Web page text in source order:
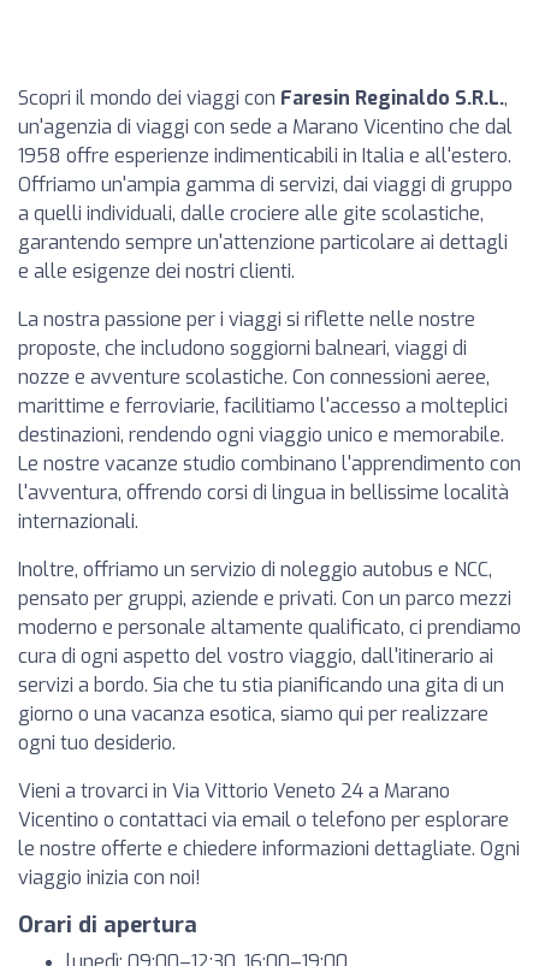
Scopri il mondo dei viaggi con Faresin Reginaldo S.R.L.,
un'agenzia di viaggi con sede a Marano Vicentino che dal
1958 offre esperienze indimenticabili in Italia e all'estero.
Offriamo un'ampia gamma di servizi, dai viaggi di gruppo
a quelli individuali, dalle crociere alle gite scolastiche,
garantendo sempre un'attenzione particolare ai dettagli
e alle esigenze dei nostri clienti.
La nostra passione per i viaggi si riflette nelle nostre
proposte, che includono soggiorni balneari, viaggi di
nozze e avventure scolastiche. Con connessioni aeree,
marittime e ferroviarie, facilitiamo l'accesso a molteplici
destinazioni, rendendo ogni viaggio unico e memorabile.
Le nostre vacanze studio combinano l'apprendimento con
l'avventura, offrendo corsi di lingua in bellissime località
internazionali.
Inoltre, offriamo un servizio di noleggio autobus e NCC,
pensato per gruppi, aziende e privati. Con un parco mezzi
moderno e personale altamente qualificato, ci prendiamo
cura di ogni aspetto del vostro viaggio, dall'itinerario ai
servizi a bordo. Sia che tu stia pianificando una gita di un
giorno o una vacanza esotica, siamo qui per realizzare
ogni tuo desiderio.
Vieni a trovarci in Via Vittorio Veneto 24 a Marano
Vicentino o contattaci via email o telefono per esplorare
le nostre offerte e chiedere informazioni dettagliate. Ogni
viaggio inizia con noi!
Orari di apertura